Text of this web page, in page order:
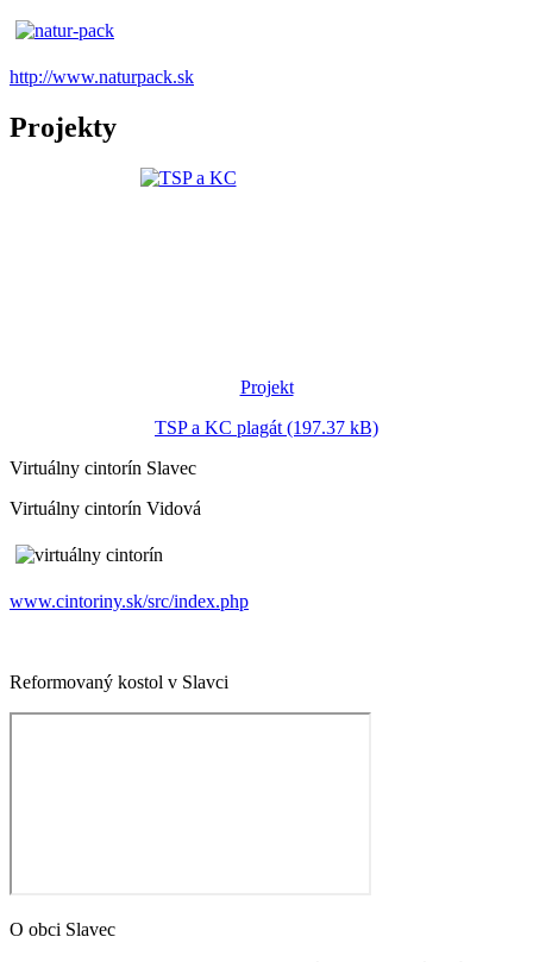
http://www.naturpack.sk
Projekty
Projekt
TSP a KC plagát (197.37 kB)
Virtuálny cintorín Slavec
Virtuálny cintorín Vidová
www.cintoriny.sk/src/index.php
Reformovaný kostol v Slavci
O obci Slavec